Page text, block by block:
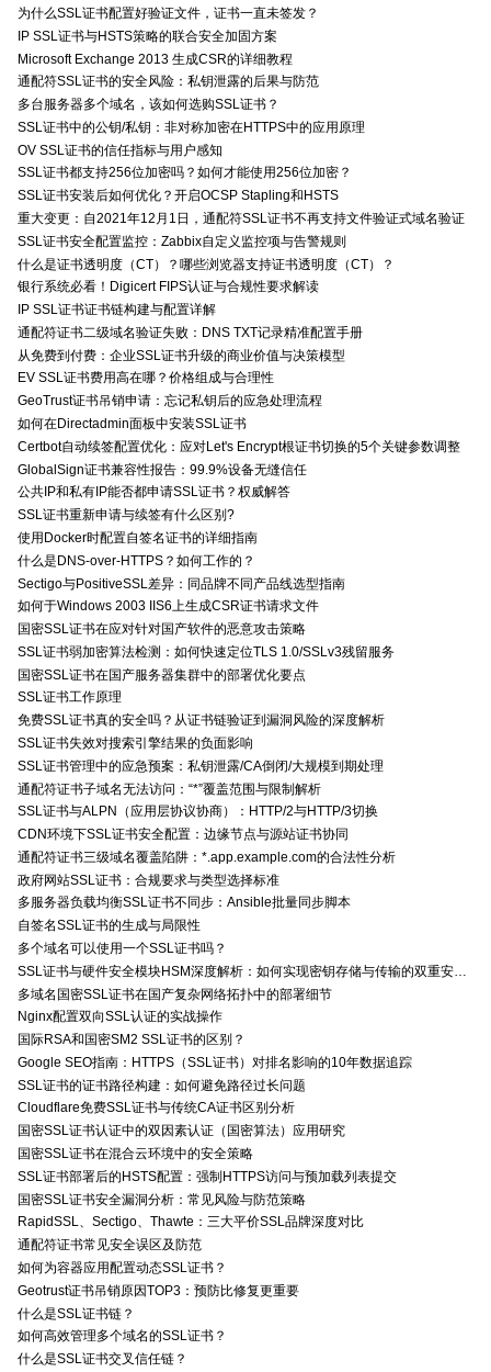
为什么SSL证书配置好验证文件，证书一直未签发？
IP SSL证书与HSTS策略的联合安全加固方案
Microsoft Exchange 2013 生成CSR的详细教程
通配符SSL证书的安全风险：私钥泄露的后果与防范
多台服务器多个域名，该如何选购SSL证书？
SSL证书中的公钥/私钥：非对称加密在HTTPS中的应用原理
OV SSL证书的信任指标与用户感知
SSL证书都支持256位加密吗？如何才能使用256位加密？
SSL证书安装后如何优化？开启OCSP Stapling和HSTS
重大变更：自2021年12月1日，通配符SSL证书不再支持文件验证式域名验证
SSL证书安全配置监控：Zabbix自定义监控项与告警规则
什么是证书透明度（CT）？哪些浏览器支持证书透明度（CT）？
银行系统必看！Digicert FIPS认证与合规性要求解读
IP SSL证书证书链构建与配置详解
通配符证书二级域名验证失败：DNS TXT记录精准配置手册
从免费到付费：企业SSL证书升级的商业价值与决策模型
EV SSL证书费用高在哪？价格组成与合理性
GeoTrust证书吊销申请：忘记私钥后的应急处理流程
如何在Directadmin面板中安装SSL证书
Certbot自动续签配置优化：应对Let's Encrypt根证书切换的5个关键参数调整
GlobalSign证书兼容性报告：99.9%设备无缝信任
公共IP和私有IP能否都申请SSL证书？权威解答
SSL证书重新申请与续签有什么区别?
使用Docker时配置自签名证书的详细指南
什么是DNS-over-HTTPS？如何工作的？
Sectigo与PositiveSSL差异：同品牌不同产品线选型指南
如何于Windows 2003 IIS6上生成CSR证书请求文件
国密SSL证书在应对针对国产软件的恶意攻击策略
SSL证书弱加密算法检测：如何快速定位TLS 1.0/SSLv3残留服务
国密SSL证书在国产服务器集群中的部署优化要点
SSL证书工作原理
免费SSL证书真的安全吗？从证书链验证到漏洞风险的深度解析
SSL证书失效对搜索引擎结果的负面影响
SSL证书管理中的应急预案：私钥泄露/CA倒闭/大规模到期处理
通配符证书子域名无法访问：“*”覆盖范围与限制解析
SSL证书与ALPN（应用层协议协商）：HTTP/2与HTTP/3切换
CDN环境下SSL证书安全配置：边缘节点与源站证书协同
通配符证书三级域名覆盖陷阱：*.app.example.com的合法性分析
政府网站SSL证书：合规要求与类型选择标准
多服务器负载均衡SSL证书不同步：Ansible批量同步脚本
自签名SSL证书的生成与局限性
多个域名可以使用一个SSL证书吗？
多域名国密SSL证书在国产复杂网络拓扑中的部署细节
Nginx配置双向SSL认证的实战操作
国际RSA和国密SM2 SSL证书的区别？
Google SEO指南：HTTPS（SSL证书）对排名影响的10年数据追踪
SSL证书的证书路径构建：如何避免路径过长问题
Cloudflare免费SSL证书与传统CA证书区别分析
国密SSL证书认证中的双因素认证（国密算法）应用研究
国密SSL证书在混合云环境中的安全策略
SSL证书部署后的HSTS配置：强制HTTPS访问与预加载列表提交
国密SSL证书安全漏洞分析：常见风险与防范策略
RapidSSL、Sectigo、Thawte：三大平价SSL品牌深度对比
通配符证书常见安全误区及防范
如何为容器应用配置动态SSL证书？
Geotrust证书吊销原因TOP3：预防比修复更重要
什么是SSL证书链？
如何高效管理多个域名的SSL证书？
什么是SSL证书交叉信任链？